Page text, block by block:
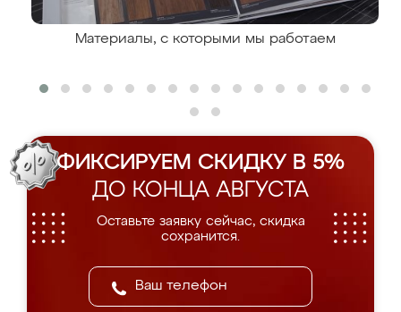
Материалы, с которыми мы работаем
ФИКСИРУЕМ СКИДКУ В 5%
ДО КОНЦА АВГУСТА
Оставьте заявку сейчас, скидка
сохранится.